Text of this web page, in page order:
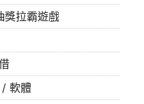
獎拉霸遊戲
軟體